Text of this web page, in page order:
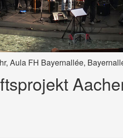
Aula FH Bayernallée,